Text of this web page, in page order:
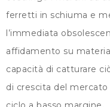
ferretti in schiuma e
l’immediata
affidamento su
capacità di catturare
di crescita del